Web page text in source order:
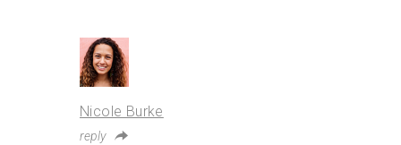
Nicole Burke
reply